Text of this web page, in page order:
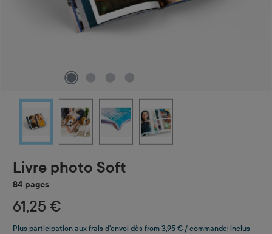
Livre photo Soft
84 pages
61,25 €
Plus participation aux frais d'envoi dès from 3,95 € / commande; inclus